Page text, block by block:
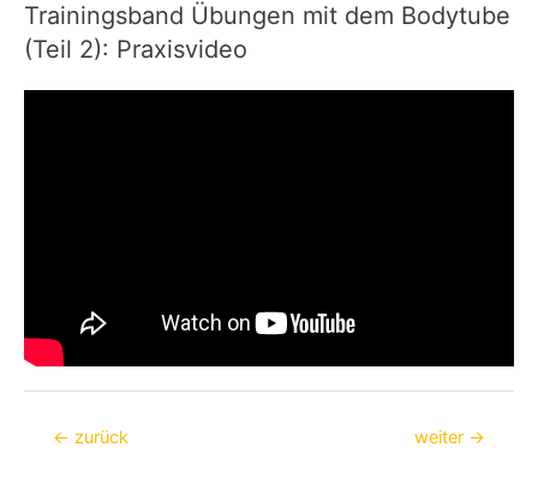
Trainingsband Übungen mit dem Bodytube
(Teil 2): Praxisvideo
Beitragsnavigation
← zurück weiter →